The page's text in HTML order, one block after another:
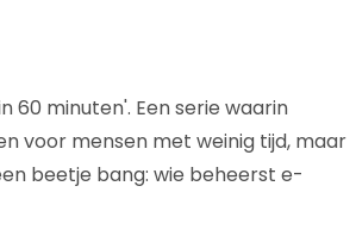
60 minuten'. Een serie waarin
voor mensen met weinig tijd, maar
beetje bang: wie beheerst e-